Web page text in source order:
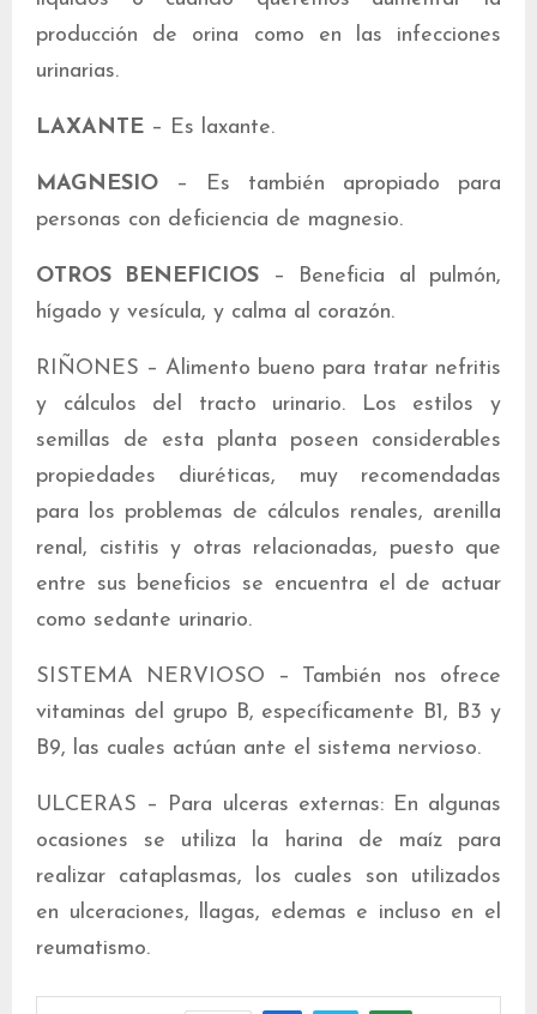
producción de orina como en las infecciones
urinarias.
LAXANTE – Es laxante.
MAGNESIO – Es también apropiado para
personas con deficiencia de magnesio.
OTROS BENEFICIOS – Beneficia al pulmón,
hígado y vesícula, y calma al corazón.
RIÑONES – Alimento bueno para tratar nefritis
y cálculos del tracto urinario. Los estilos y
semillas de esta planta poseen considerables
propiedades diuréticas, muy recomendadas
para los problemas de cálculos renales, arenilla
renal, cistitis y otras relacionadas, puesto que
entre sus beneficios se encuentra el de actuar
como sedante urinario.
SISTEMA NERVIOSO – También nos ofrece
vitaminas del grupo B, específicamente B1, B3 y
B9, las cuales actúan ante el sistema nervioso.
ULCERAS – Para ulceras externas: En algunas
ocasiones se utiliza la harina de maíz para
realizar cataplasmas, los cuales son utilizados
en ulceraciones, llagas, edemas e incluso en el
reumatismo.